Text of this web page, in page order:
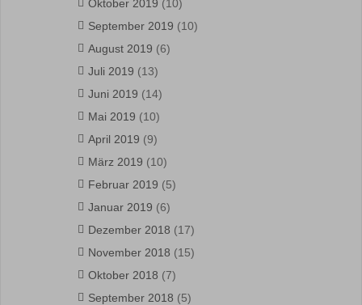
Oktober 2019 (10)
September 2019 (10)
August 2019 (6)
Juli 2019 (13)
Juni 2019 (14)
Mai 2019 (10)
April 2019 (9)
März 2019 (10)
Februar 2019 (5)
Januar 2019 (6)
Dezember 2018 (17)
November 2018 (15)
Oktober 2018 (7)
September 2018 (5)